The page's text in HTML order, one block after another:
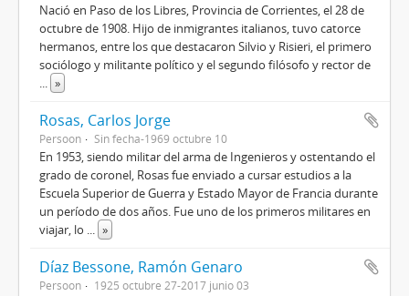
Nació en Paso de los Libres, Provincia de Corrientes, el 28 de
octubre de 1908. Hijo de inmigrantes italianos, tuvo catorce
hermanos, entre los que destacaron Silvio y Risieri, el primero
sociólogo y militante político y el segundo filósofo y rector de
... »
Rosas, Carlos Jorge
Persoon Sin fecha-1969 octubre 10
En 1953, siendo militar del arma de Ingenieros y ostentando el
grado de coronel, Rosas fue enviado a cursar estudios a la
Escuela Superior de Guerra y Estado Mayor de Francia durante
un período de dos años. Fue uno de los primeros militares en
viajar, lo ... »
Díaz Bessone, Ramón Genaro
Persoon 1925 octubre 27-2017 junio 03